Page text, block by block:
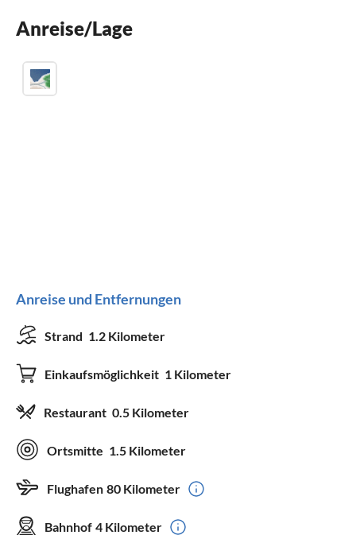
Sauna
Anreise/Lage
Anreise und Entfernungen
Strand 1.2 Kilometer
Einkaufsmöglichkeit 1 Kilometer
Restaurant 0.5 Kilometer
Ortsmitte 1.5 Kilometer
Flughafen 80 Kilometer
Bahnhof 4 Kilometer